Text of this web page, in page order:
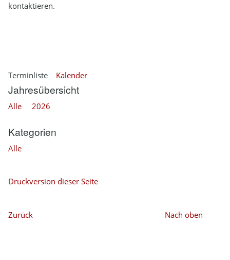
kontaktieren.
Terminliste Kalender
Jahresübersicht
Alle 2026
Kategorien
Alle
Druckversion dieser Seite
Zurück Nach oben